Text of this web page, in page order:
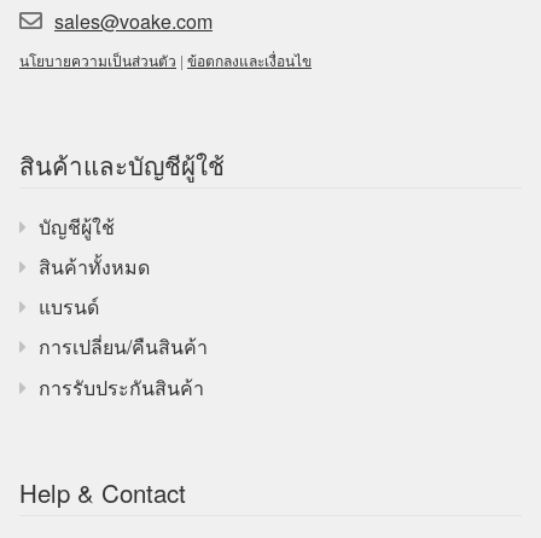
sales@voake.com
นโยบายความเป็นส่วนตัว | ข้อตกลงและเงื่อนไข
สินค้าและบัญชีผู้ใช้
บัญชีผู้ใช้
สินค้าทั้งหมด
แบรนด์
การเปลี่ยน/คืนสินค้า
การรับประกันสินค้า
Help & Contact